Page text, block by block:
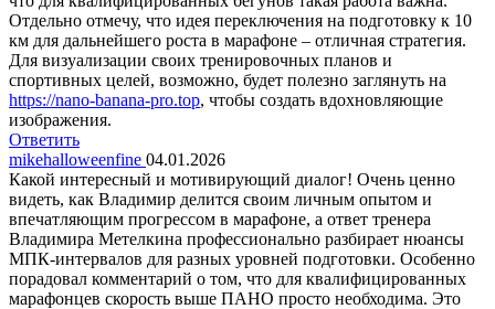
Отдельно отмечу, что идея переключения на подготовку к 10
км для дальнейшего роста в марафоне – отличная стратегия.
Для визуализации своих тренировочных планов и
спортивных целей, возможно, будет полезно заглянуть на
https://nano-banana-pro.top, чтобы создать вдохновляющие
изображения.
Ответить
mikehalloweenfine 04.01.2026
Какой интересный и мотивирующий диалог! Очень ценно
видеть, как Владимир делится своим личным опытом и
впечатляющим прогрессом в марафоне, а ответ тренера
Владимира Метелкина профессионально разбирает нюансы
МПК-интервалов для разных уровней подготовки. Особенно
порадовал комментарий о том, что для квалифицированных
марафонцев скорость выше ПАНО просто необходима. Это